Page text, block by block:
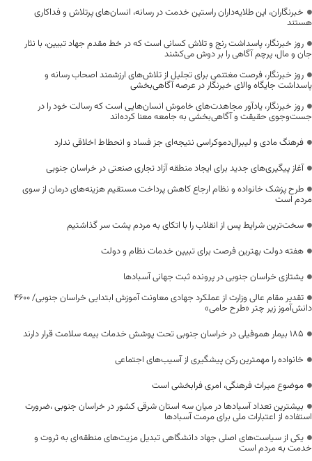
خبرنگاران، این طلایه‌داران راستین خدمت در رسانه، انسان‌های پرتلاش و فداکاری
هستند
روز خبرنگار، پاسداشت رنج و تلاش کسانی است که در خط مقدم جهاد تبیین، با نثار
جان و مال، پرچم آگاهی را بر دوش می‌کشند
روز خبرنگار، فرصت مغتنمی برای تجلیل از تلاش‌های ارزشمند اصحاب رسانه و
پاسداشت جایگاه والای خبرنگار در عرصه آگاهی‌بخشی
روز خبرنگار، یادآور مجاهدت‌های خاموش انسان‌هایی است که رسالت خود را در
جست‌وجوی حقیقت و آگاهی‌بخشی به جامعه معنا کرده‌اند
فرهنگ مادی و لیبرال‌دموکراسی نتیجه‌ای جز فساد و انحطاط اخلاقی ندارد
آغاز پیگیری‌های جدید برای ایجاد منطقه آزاد تجاری صنعتی در خراسان جنوبی
طرح پزشک خانواده و نظام ارجاع کاهش پرداخت مستقیم هزینه‌های درمان از سوی
مردم است
سخت‌ترین شرایط پس از انقلاب را با اتکای به مردم پشت سر گذاشتیم
هفته دولت بهترین فرصت برای تبیین خدمات نظام و دولت
یشتازی خراسان جنوبی در پرونده ثبت جهانی آسبادها
تقدیر مقام عالی وزارت از عملکرد جهادی معاونت آموزش ابتدایی خراسان جنوبی/ ۴۶۰۰
دانش‌آموز زیر چتر «طرح حامی»
۱۸۵ بیمار هموفیلی در خراسان جنوبی تحت پوشش خدمات بیمه سلامت قرار دارند
خانواده را مهمترین رکن پیشگیری از آسیب‌های اجتماعی
موضوع میراث فرهنگی، امری فرابخشی است
بیشترین تعداد آسبادها در میان سه استان شرقی کشور در خراسان جنوبی ،ضرورت
استفاده از اعتبارات ملی برای مرمت آسبادها
یکی از سیاست‌های اصلی جهاد دانشگاهی تبدیل مزیت‌های منطقه‌ای به ثروت و
خدمت به مردم است